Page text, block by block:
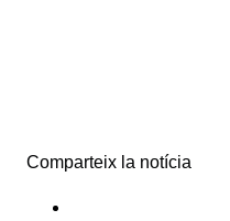
Comparteix la notícia